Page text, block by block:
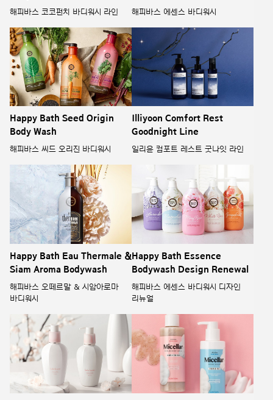
해피바스 코코펀치 바디워시 라인 해피바스 에센스 바디워시
Happy Bath Seed Origin
Body Wash
해피바스 씨드 오리진 바디워시
Illiyoon Comfort Rest
Goodnight Line
일리윤 컴포트 레스트 굿나잇 라인
Happy Bath Eau Thermale &
Siam Aroma Bodywash
해피바스 오떼르말 & 시암아로마
바디워시
Happy Bath Essence
Bodywash Design Renewal
해피바스 에센스 바디워시 디자인
리뉴얼